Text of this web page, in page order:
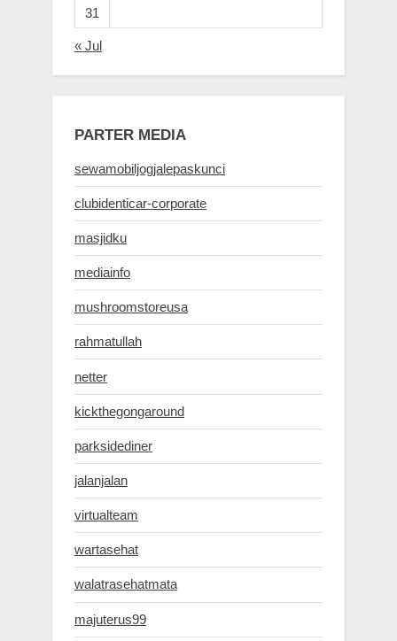
31
« Jul
PARTER MEDIA
sewamobiljogjalepaskunci
clubidenticar-corporate
masjidku
mediainfo
mushroomstoreusa
rahmatullah
netter
kickthegongaround
parksidediner
jalanjalan
virtualteam
wartasehat
walatrasehatmata
majuterus99